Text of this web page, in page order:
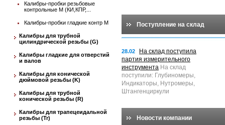
Калибры-пробки резьбовые
контрольные М (КИ,КПР,...
Калибры-пробки гладкие контр М
Калибры для трубной
цилиндрической резьбы (G)
Калибры гладкие для отверстий
и валов
Калибры для конической
дюймовой резьбы (K)
Калибры для трубной
конической резьбы (R)
Калибры для трапецеидальной
резьбы (Tr)
Поступление на склад
28.02
На склад поступила
партия измерительного
инструмента На склад
поступили: Глубиномеры,
Индикаторы, Нутромеры,
Штангенциркули
Новости компании